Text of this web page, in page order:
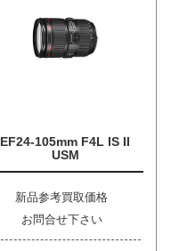
EF24-105mm F4L IS II
USM
新品参考買取価格
お問合せ下さい